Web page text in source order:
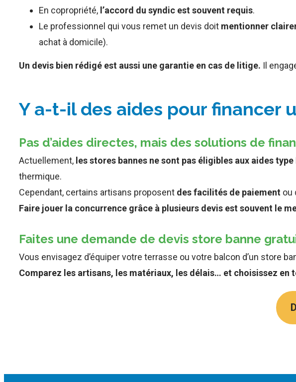
En copropriété, l’accord du syndic est souvent requis.
Le professionnel qui vous remet un devis doit mentionner
achat à domicile).
Un devis bien rédigé est aussi une garantie en cas de litige. Il
Y a-t-il des aides pour financer
Pas d’aides directes, mais des solutions de
Actuellement, les stores bannes ne sont pas éligibles aux aides type
thermique.
Cependant, certains artisans proposent des facilités de paiement ou
Faire jouer la concurrence grâce à plusieurs devis est souvent le
Faites une demande de devis store banne
Vous envisagez d’équiper votre terrasse ou votre balcon d’un store
Comparez les artisans, les matériaux, les délais… et choisissez en